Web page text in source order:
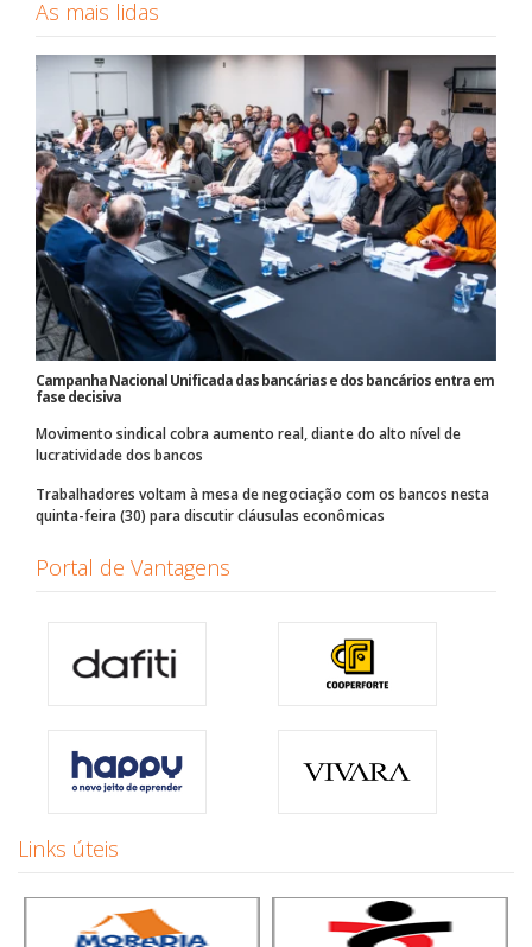
As mais lidas
Campanha Nacional Unificada das bancárias e dos bancários entra em
fase decisiva
Movimento sindical cobra aumento real, diante do alto nível de
lucratividade dos bancos
Trabalhadores voltam à mesa de negociação com os bancos nesta
quinta-feira (30) para discutir cláusulas econômicas
Portal de Vantagens
Links úteis